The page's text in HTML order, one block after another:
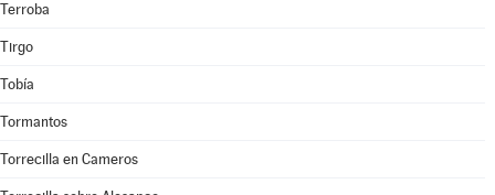
Terroba
Tirgo
Tobía
Tormantos
Torrecilla en Cameros